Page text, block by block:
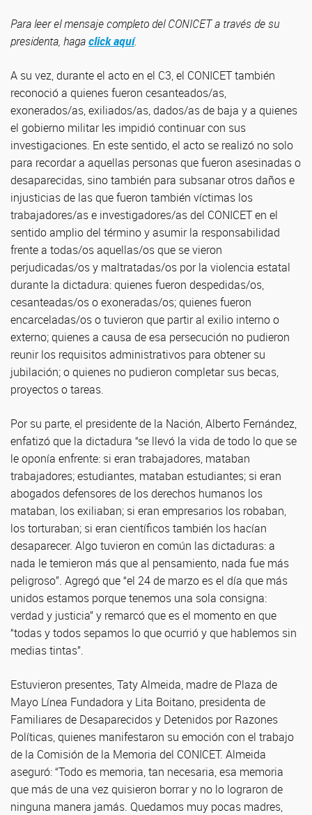
Para leer el mensaje completo del CONICET a través de su
presidenta, hagaclick aquí.
A su vez, durante el acto en el C3, el CONICET también
reconoció a quienes fueron cesanteados/as,
exonerados/as, exiliados/as, dados/as de baja y a quienes
el gobierno militar les impidió continuar con sus
investigaciones. En este sentido, el acto se realizó no solo
para recordar a aquellas personas que fueron asesinadas o
desaparecidas, sino también para subsanar otros daños e
injusticias de las que fueron también víctimas los
trabajadores/as e investigadores/as del CONICET en el
sentido amplio del término y asumir la responsabilidad
frente a todas/os aquellas/os que se vieron
perjudicadas/os y maltratadas/os por la violencia estatal
durante la dictadura: quienes fueron despedidas/os,
cesanteadas/os o exoneradas/os; quienes fueron
encarceladas/os o tuvieron que partir al exilio interno o
externo; quienes a causa de esa persecución no pudieron
reunir los requisitos administrativos para obtener su
jubilación; o quienes no pudieron completar sus becas,
proyectos o tareas.
Por su parte, el presidente de la Nación, Alberto Fernández,
enfatizó que la dictadura “se llevó la vida de todo lo que se
le oponía enfrente: si eran trabajadores, mataban
trabajadores; estudiantes, mataban estudiantes; si eran
abogados defensores de los derechos humanos los
mataban, los exiliaban; si eran empresarios los robaban,
los torturaban; si eran científicos también los hacían
desaparecer. Algo tuvieron en común las dictaduras: a
nada le temieron más que al pensamiento, nada fue más
peligroso”. Agregó que “el 24 de marzo es el día que más
unidos estamos porque tenemos una sola consigna:
verdad y justicia” y remarcó que es el momento en que
“todas y todos sepamos lo que ocurrió y que hablemos sin
medias tintas”.
Estuvieron presentes, Taty Almeida, madre de Plaza de
Mayo Línea Fundadora y Lita Boitano, presidenta de
Familiares de Desaparecidos y Detenidos por Razones
Políticas, quienes manifestaron su emoción con el trabajo
de la Comisión de la Memoria del CONICET. Almeida
aseguró: “Todo es memoria, tan necesaria, esa memoria
que más de una vez quisieron borrar y no lo lograron de
ninguna manera jamás. Quedamos muy pocas madres,